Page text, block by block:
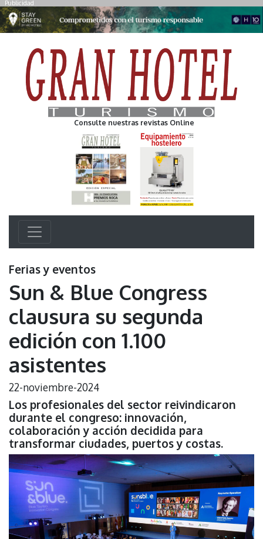
Publicidad
Consulte nuestras revistas Online
Ferias y eventos
Sun & Blue Congress
clausura su segunda
edición con 1.100
asistentes
22-noviembre-2024
Los profesionales del sector reivindicaron
durante el congreso: innovación,
colaboración y acción decidida para
transformar ciudades, puertos y costas.